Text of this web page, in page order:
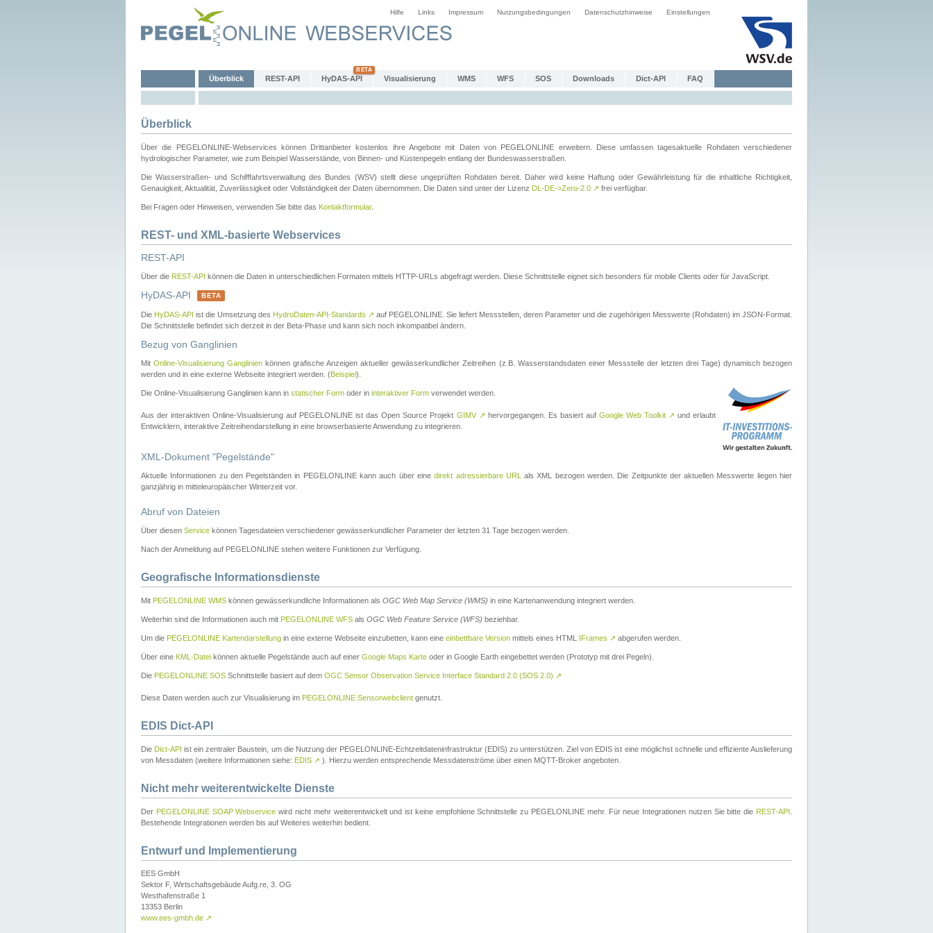
Hilfe Links Impressum Nutzungsbedingungen Datenschutzhinweise Einstellungen
Überblick REST-API HyDAS-API Visualisierung WMS WFS SOS Downloads Dict-API FAQ
Überblick
Über die PEGELONLINE-Webservices können Drittanbieter kostenlos ihre Angebote mit Daten von PEGELONLINE erweitern. Diese umfassen tagesaktuelle Rohdaten verschiedener
hydrologischer Parameter, wie zum Beispiel Wasserstände, von Binnen- und Küstenpegeln entlang der Bundeswasserstraßen.
Die Wasserstraßen- und Schifffahrtsverwaltung des Bundes (WSV) stellt diese ungeprüften Rohdaten bereit. Daher wird keine Haftung oder Gewährleistung für die inhaltliche Richtigkeit,
Genauigkeit, Aktualität, Zuverlässigkeit oder Vollständigkeit der Daten übernommen. Die Daten sind unter der Lizenz DL-DE->Zero-2.0 ↗ frei verfügbar.
Bei Fragen oder Hinweisen, verwenden Sie bitte das Kontaktformular.
REST- und XML-basierte Webservices
REST-API
Über die REST-API können die Daten in unterschiedlichen Formaten mittels HTTP-URLs abgefragt werden. Diese Schnittstelle eignet sich besonders für mobile Clients oder für JavaScript.
HyDAS-API BETA
Die HyDAS-API ist die Umsetzung des HydroDaten-API-Standards ↗ auf PEGELONLINE. Sie liefert Messstellen, deren Parameter und die zugehörigen Messwerte (Rohdaten) im JSON-Format.
Die Schnittstelle befindet sich derzeit in der Beta-Phase und kann sich noch inkompatibel ändern.
Bezug von Ganglinien
MitOnline-Visualisierung Ganglinien können grafische Anzeigen aktueller gewässerkundlicher Zeitreihen (z.B. Wasserstandsdaten einer Messstelle der letzten drei Tage) dynamisch bezogen
werden und in eine externe Webseite integriert werden. (Beispiel).
Die Online-Visualisierung Ganglinien kann in statischer Form oder in interaktiver Form verwendet werden.
Aus der interaktiven Online-Visualisierung auf PEGELONLINE ist das Open Source Projekt GIMV ↗ hervorgegangen. Es basiert auf Google Web Toolkit ↗ und erlaubt
Entwicklern, interaktive Zeitreihendarstellung in eine browserbasierte Anwendung zu integrieren.
XML-Dokument "Pegelstände"
Aktuelle Informationen zu den Pegelständen in PEGELONLINE kann auch über einedirekt adressierbare URL
als XML bezogen werden. Die Zeitpunkte der aktuellen Messwerte liegen hier
ganzjährig in mitteleuropäischer Winterzeit vor.
Abruf von Dateien
Über diesen Service können Tagesdateien verschiedener gewässerkundlicher Parameter der letzten 31 Tage bezogen werden.
Nach der Anmeldung auf PEGELONLINE stehen weitere Funktionen zur Verfügung.
Geografische Informationsdienste
Mit PEGELONLINE WMS können gewässerkundliche Informationen als OGC Web Map Service (WMS) in eine Kartenanwendung integriert werden.
Weiterhin sind die Informationen auch mit PEGELONLINE WFS als OGC Web Feature Service (WFS) beziehbar.
Um die PEGELONLINE Kartendarstellung in eine externe Webseite einzubetten, kann eine einbettbare Version mittels eines HTML IFrames ↗ abgerufen werden.
Über eine KML-Datei können aktuelle Pegelstände auch auf einer Google Maps Karte oder in Google Earth eingebettet werden (Prototyp mit drei Pegeln).
Die PEGELONLINE SOS Schnittstelle basiert auf dem OGC Sensor Observation Service Interface Standard 2.0 (SOS 2.0) ↗
Diese Daten werden auch zur Visualisierung im PEGELONLINE Sensorwebclient genutzt.
EDIS Dict-API
Die Dict-API ist ein zentraler Baustein, um die Nutzung der PEGELONLINE-Echtzeitdateninfrastruktur (EDIS) zu unterstützen. Ziel von EDIS ist eine möglichst schnelle und effiziente Auslieferung
von Messdaten (weitere Informationen siehe: EDIS ↗ ). Hierzu werden entsprechende Messdatenströme über einen MQTT-Broker angeboten.
Nicht mehr weiterentwickelte Dienste
Der PEGELONLINE SOAP Webservice wird nicht mehr weiterentwickelt und ist keine empfohlene Schnittstelle zu PEGELONLINE mehr. Für neue Integrationen nutzen Sie bitte die REST-API
Bestehende Integrationen werden bis auf Weiteres weiterhin bedient.
Entwurf und Implementierung
EES GmbH
Sektor F, Wirtschaftsgebäude Aufg.re, 3. OG
Westhafenstraße 1
13353 Berlin
www.ees-gmbh.de ↗